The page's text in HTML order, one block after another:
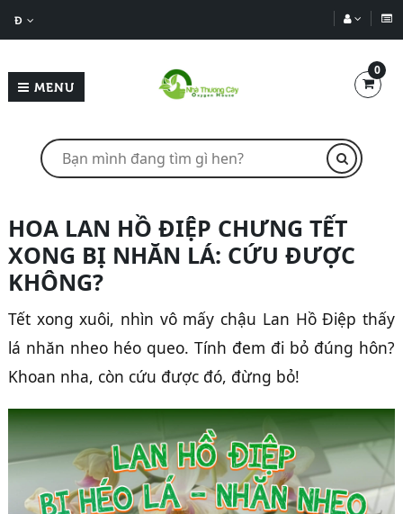
Đ
MENU
0
HOA LAN HỒ ĐIỆP CHƯNG TẾT
XONG BỊ NHĂN LÁ: CỨU ĐƯỢC
KHÔNG?
Tết xong xuôi, nhìn vô mấy chậu Lan Hồ Điệp thấy
lá nhăn nheo héo queo. Tính đem đi bỏ đúng hôn?
Khoan nha, còn cứu được đó, đừng bỏ!